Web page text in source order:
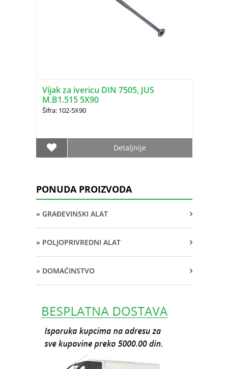
Vijak za ivericu DIN 7505, JUS
M.B1.515 5X90
Šifra: 102-5X90
Detaljnije
PONUDA PROIZVODA
» GRAĐEVINSKI ALAT
» POLJOPRIVREDNI ALAT
» DOMAĆINSTVO